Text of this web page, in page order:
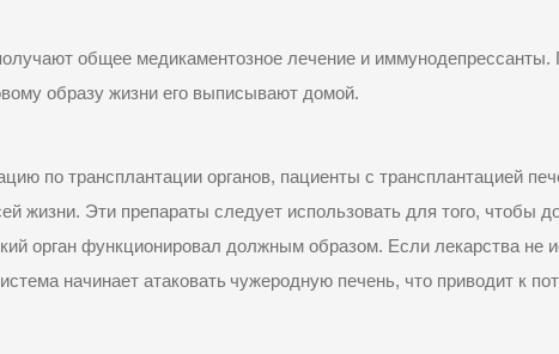
общее медикаментозное лечение и иммунодепрессанты.
образу жизни его выписывают домой.
по трансплантации органов, пациенты с трансплантацией
жизни. Эти препараты следует использовать для того, чтобы
орган функционировал должным образом. Если лекарства не
начинает атаковать чужеродную печень, что приводит к